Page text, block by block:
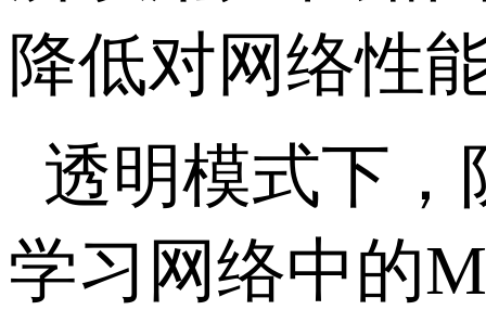
降低对网络性
透明模式下
学习网络中的